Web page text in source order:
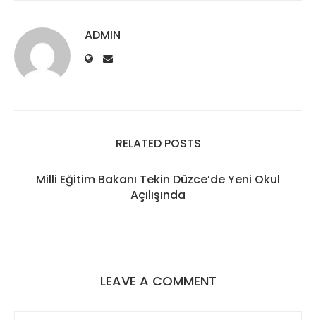
ADMIN
RELATED POSTS
Milli Eğitim Bakanı Tekin Düzce’de Yeni Okul
Açılışında
LEAVE A COMMENT